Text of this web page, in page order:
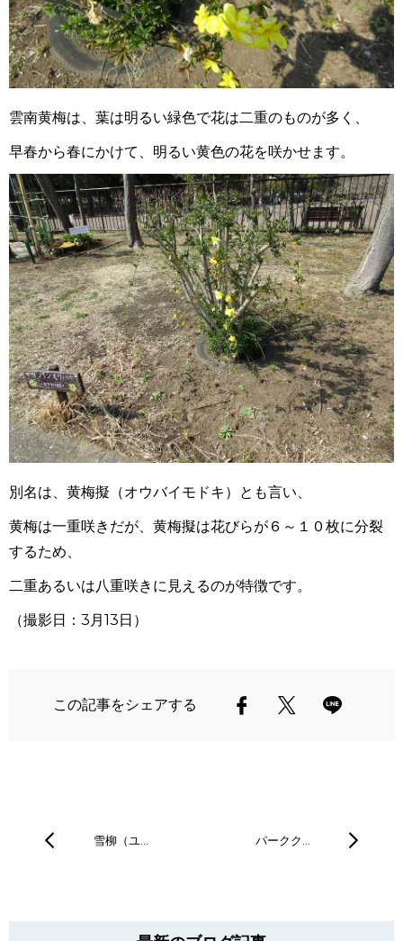
雲南黄梅は、葉は明るい緑色で花は二重のものが多く、
早春から春にかけて、明るい黄色の花を咲かせます。
別名は、 黄梅擬（オウバイモドキ）とも言い、
黄梅は一重咲きだが、黄梅擬は花びらが６～１０枚に分裂
するため、
二重あるいは八重咲きに見えるのが特徴です。
（撮影日： 3月13日）
この記事をシェアする
雪柳（ユ… パークク…